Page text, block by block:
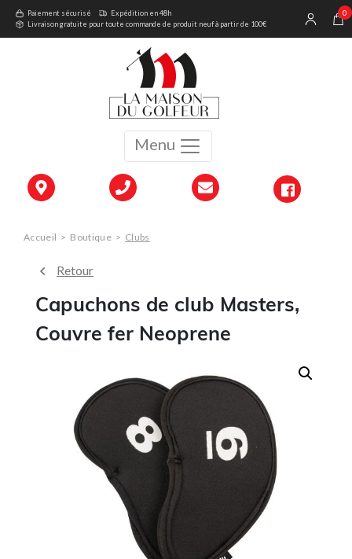
Menu
Paiement sécurisé
Expédition en 48h
Livraison gratuite pour toute commande de produit neuf à partir de 100€
0
Accueil > Boutique > Clubs
Retour
Capuchons de club Masters,
Couvre fer Neoprene